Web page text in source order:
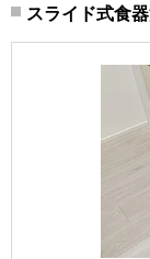
スライド式食